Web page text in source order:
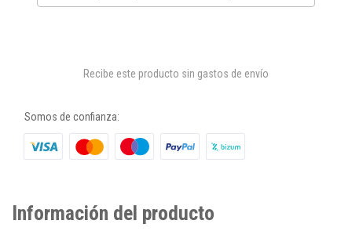
Recibe este producto sin gastos de envío
Somos de confianza:
Información del producto